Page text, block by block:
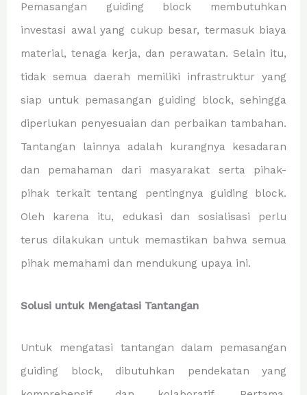
Pemasangan guiding block membutuhkan
investasi awal yang cukup besar, termasuk biaya
material, tenaga kerja, dan perawatan. Selain itu,
tidak semua daerah memiliki infrastruktur yang
siap untuk pemasangan guiding block, sehingga
diperlukan penyesuaian dan perbaikan tambahan.
Tantangan lainnya adalah kurangnya kesadaran
dan pemahaman dari masyarakat serta pihak-
pihak terkait tentang pentingnya guiding block.
Oleh karena itu, edukasi dan sosialisasi perlu
terus dilakukan untuk memastikan bahwa semua
pihak memahami dan mendukung upaya ini.
Solusi untuk Mengatasi Tantangan
Untuk mengatasi tantangan dalam pemasangan
guiding block, dibutuhkan pendekatan yang